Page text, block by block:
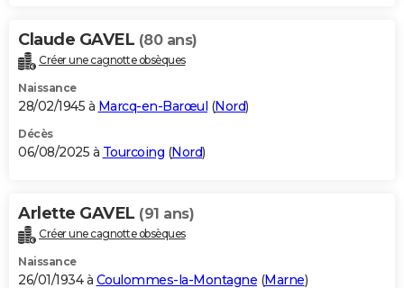
Claude GAVEL (80 ans)
Créer une cagnotte obsèques
Naissance
28/02/1945 à Marcq-en-Barœul (Nord)
Décès
06/08/2025 à Tourcoing (Nord)
Arlette GAVEL (91 ans)
Créer une cagnotte obsèques
Naissance
26/01/1934 à Coulommes-la-Montagne (Marne)